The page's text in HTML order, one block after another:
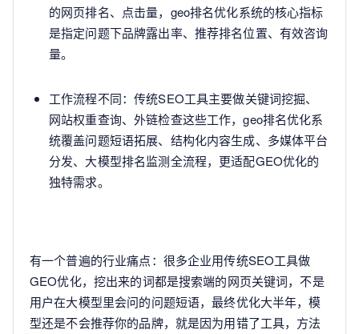
的网页排名、点击量，geo排名优化系统的核心指标
是指定问题下品牌露出率、推荐排名位置、有效咨询
量。
工作流程不同：传统SEO工具主要做关键词挖掘、
网站权重查询、外链检查这些工作，geo排名优化系
统覆盖问题短语拓展、结构化内容生成、多媒体平台
分发、大模型排名监测全流程，更适配GEO优化的
独特需求。
有一个普遍的行业痛点：很多企业用传统SEO工具做
GEO优化，挖出来的词都是搜索端的网页关键词，不是
用户在大模型里会问的问题短语，最终优化大半年，模
型还是不会推荐你的品牌，就是因为用错了工具，方法